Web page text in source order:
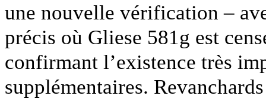
une nouvelle vérification –
précis où Gliese 581g est
confirmant l’existence très
supplémentaires.